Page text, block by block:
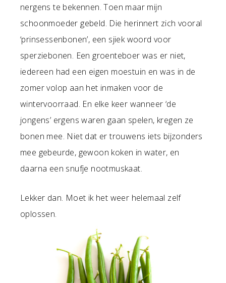
nergens te bekennen. Toen maar mijn
schoonmoeder gebeld. Die herinnert zich vooral
‘prinsessenbonen’, een sjiek woord voor
sperziebonen. Een groenteboer was er niet,
iedereen had een eigen moestuin en was in de
zomer volop aan het inmaken voor de
wintervoorraad. En elke keer wanneer ‘de
jongens’ ergens waren gaan spelen, kregen ze
bonen mee. Niet dat er trouwens iets bijzonders
mee gebeurde, gewoon koken in water, en
daarna een snufje nootmuskaat.
Lekker dan. Moet ik het weer helemaal zelf
oplossen.